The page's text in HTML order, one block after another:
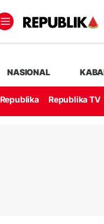
NASIONAL
Republika Republika TV